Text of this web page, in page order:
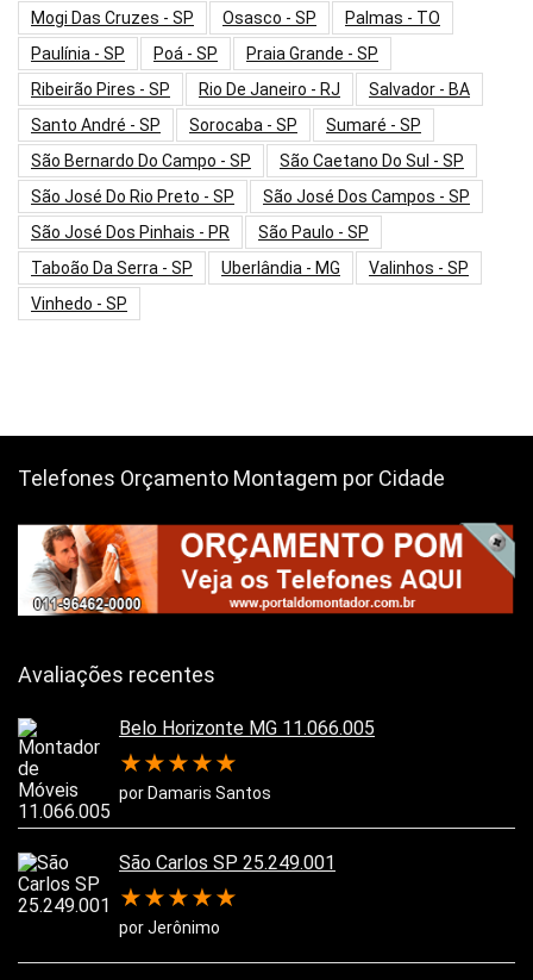
Mogi Das Cruzes - SP
Osasco - SP
Palmas - TO
Paulínia - SP
Poá - SP
Praia Grande - SP
Ribeirão Pires - SP
Rio De Janeiro - RJ
Salvador - BA
Santo André - SP
Sorocaba - SP
Sumaré - SP
São Bernardo Do Campo - SP
São Caetano Do Sul - SP
São José Do Rio Preto - SP
São José Dos Campos - SP
São José Dos Pinhais - PR
São Paulo - SP
Taboão Da Serra - SP
Uberlândia - MG
Valinhos - SP
Vinhedo - SP
Telefones Orçamento Montagem por Cidade
Avaliações recentes
Belo Horizonte MG 11.066.005
★★★★★
por Damaris Santos
São Carlos SP 25.249.001
★★★★★
por Jerônimo